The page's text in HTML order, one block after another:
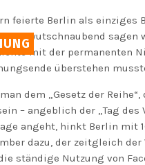
feierte Berlin als einziges
wutschnaubend sagen
mit der permanenten
überstehen
dem „Gesetz der
– angeblich der „Tag
angeht, hinkt Berlin mit
dazu, der zeitgleich
ständige Nutzung von